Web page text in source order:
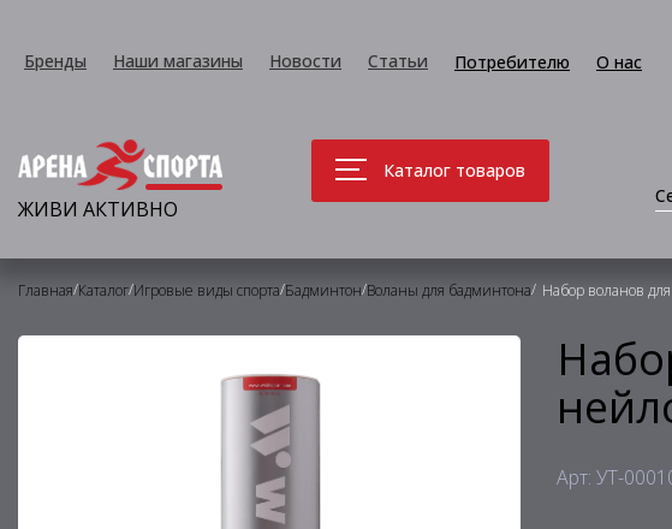
Бренды Наши магазины Новости Статьи Потребителю О нас
ЖИВИ АКТИВНО
Каталог товаров
Главная/Каталог/Игровые виды спорта/Бадминтон/Воланы для бадминтона/ Набор воланов
Арт: УТ-